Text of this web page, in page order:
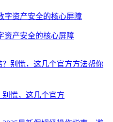
资产安全的核心屏障
别慌，这几个官方